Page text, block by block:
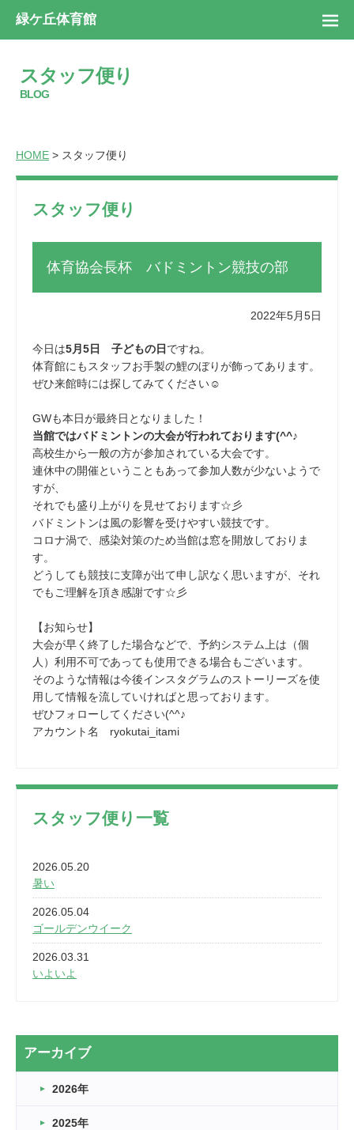
緑ケ丘体育館
スタッフ便り
BLOG
HOME > スタッフ便り
スタッフ便り
体育協会長杯 バドミントン競技の部
2022年5月5日
今日は5月5日 子どもの日 ですね。
体育館にもスタッフお手製の鯉のぼりが飾ってあります。
ぜひ来館時には探してみてください☺
GWも本日が最終日となりました！
当館ではバドミントンの大会が行われております(^^♪
高校生から一般の方が参加されている大会です。
連休中の開催ということもあって参加人数が少ないようで
すが、
それでも盛り上がりを見せております☆彡
バドミントンは風の影響を受けやすい競技です。
コロナ渦で、感染対策のため当館は窓を開放しておりま
す。
どうしても競技に支障が出て申し訳なく思いますが、それ
でもご理解を頂き感謝です☆彡
【お知らせ】
大会が早く終了した場合などで、予約システム上は（個
人）利用不可であっても使用できる場合もございます。
そのような情報は今後インスタグラムのストーリーズを使
用して情報を流していければと思っております。
ぜひフォローしてください(^^♪
アカウント名 ryokutai_itami
スタッフ便り一覧
2026.05.20
暑い
2026.05.04
ゴールデンウイーク
2026.03.31
いよいよ
2026.03.20
なぎなた
2026.03.16
アーカイブ
2026年
2025年